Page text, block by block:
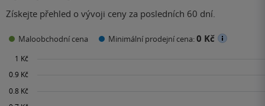
Získejte přehled o vývoji ceny za posledních 60 dní.
Maloobchodní cena Minimální prodejní cena:0 Kč